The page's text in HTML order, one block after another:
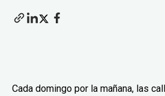
Cada domingo por la mañana, las